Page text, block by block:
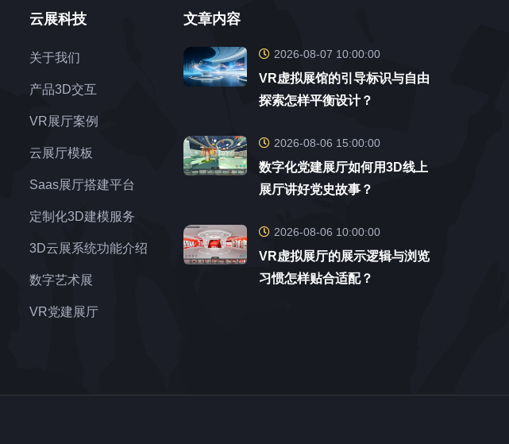
云展科技
关于我们
产品3D交互
VR展厅案例
云展厅模板
Saas展厅搭建平台
定制化3D建模服务
3D云展系统功能介绍
数字艺术展
VR党建展厅
文章内容
2026-08-07 10:00:00
VR虚拟展馆的引导标识与自由
探索怎样平衡设计？
2026-08-06 15:00:00
数字化党建展厅如何用3D线上
展厅讲好党史故事？
2026-08-06 10:00:00
VR虚拟展厅的展示逻辑与浏览
习惯怎样贴合适配？